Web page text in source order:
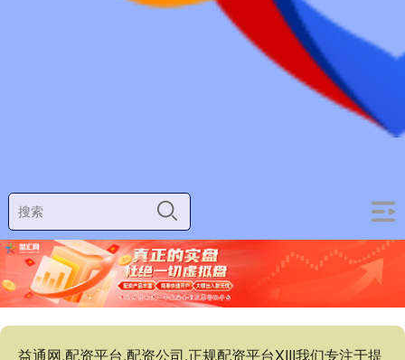
益通网,配资平台,配资公司,正规配资平台XIII‌我们专注于提